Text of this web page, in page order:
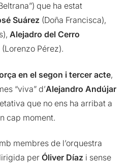
que ha estat
Suárez (Doña Francisca),
Alejadro del Cerro
(Lorenzo Pérez).
en el segon i tercer acte,
“viva” d’Alejandro Andújar
que no ens ha arribat a
cap moment.
membres de l’orquestra
perÓliver Díaz i sense